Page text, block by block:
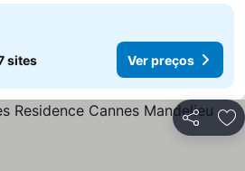
sites Ver preços
Partilhar